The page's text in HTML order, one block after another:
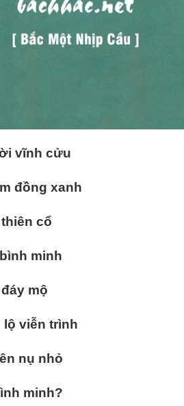
vĩnh cửu
đồng xanh
cổ
minh
mộ
viễn trình
nụ nhỏ
minh?